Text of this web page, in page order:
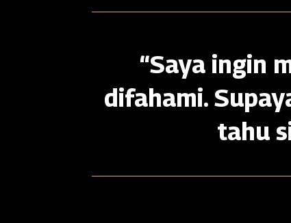
“Saya ingin
difahami.
tahu